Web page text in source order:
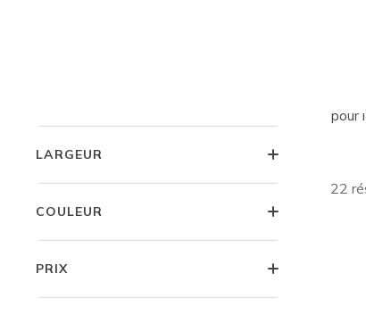
LARGEUR
COULEUR
PRIX
pour
22